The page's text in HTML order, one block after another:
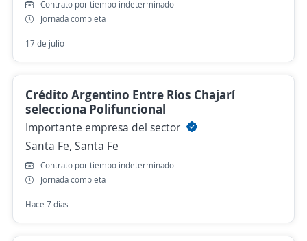
Contrato por tiempo indeterminado
Jornada completa
17 de julio
Crédito Argentino Entre Ríos Chajarí
selecciona Polifuncional
Importante empresa del sector
Santa Fe, Santa Fe
Contrato por tiempo indeterminado
Jornada completa
Hace 7 días